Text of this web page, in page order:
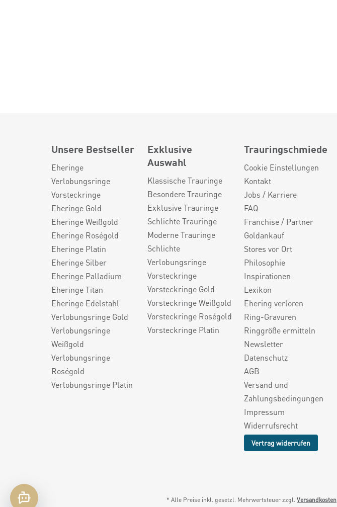
Unsere Bestseller
Eheringe
Verlobungsringe
Vorsteckringe
Eheringe Gold
Eheringe Weißgold
Eheringe Roségold
Eheringe Platin
Eheringe Silber
Eheringe Palladium
Eheringe Titan
Eheringe Edelstahl
Verlobungsringe Gold
Verlobungsringe
Weißgold
Verlobungsringe
Roségold
Verlobungsringe Platin
Exklusive
Auswahl
Klassische Trauringe
Besondere Trauringe
Exklusive Trauringe
Schlichte Trauringe
Moderne Trauringe
Schlichte
Verlobungsringe
Vorsteckringe
Vorsteckringe Gold
Vorsteckringe Weißgold
Vorsteckringe Roségold
Vorsteckringe Platin
Trauringschmiede
Cookie Einstellungen
Kontakt
Jobs / Karriere
FAQ
Franchise / Partner
Goldankauf
Stores vor Ort
Philosophie
Inspirationen
Lexikon
Ehering verloren
Ring-Gravuren
Ringgröße ermitteln
Newsletter
Datenschutz
AGB
Versand und
Zahlungsbedingungen
Impressum
Widerrufsrecht
Vertrag widerrufen
* Alle Preise inkl. gesetzl. Mehrwertsteuer zzgl. Versandkosten